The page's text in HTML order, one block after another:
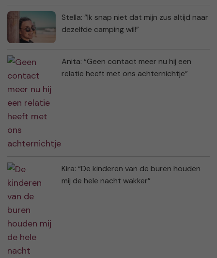
Stella: “Ik snap niet dat mijn zus altijd naar
dezelfde camping wil!”
Anita: “Geen contact meer nu hij een
relatie heeft met ons achternichtje”
Kira: “De kinderen van de buren houden
mij de hele nacht wakker”